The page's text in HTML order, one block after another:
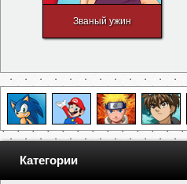
Званый ужин
Категории